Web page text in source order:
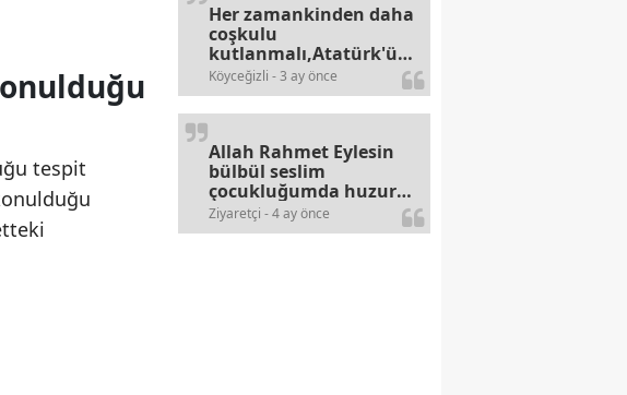
tespit
Köyceğizli - 3 ay önce
Her zamankinden daha
coşkulu
kutlanmalı,Atatürk'ün
bayramlarına olan
alerjileri bitmez,bahane
arayan illaki bulur.
Ziyaretçi - 4 ay önce
Allah Rahmet Eylesin
bülbül seslim
çocukluğumda huzur
olurdu evimize.
Ablamla bağıra bağıra